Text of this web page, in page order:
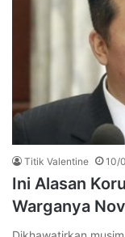
Titik Valentine 10/
Ini Alasan
Warganya